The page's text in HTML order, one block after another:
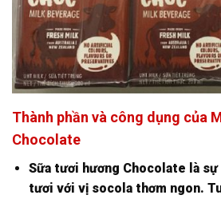
Thành phần và công dụng của
Chocolate
Sữa tươi hương Chocolate là
tươi với vị socola thơm ngon.